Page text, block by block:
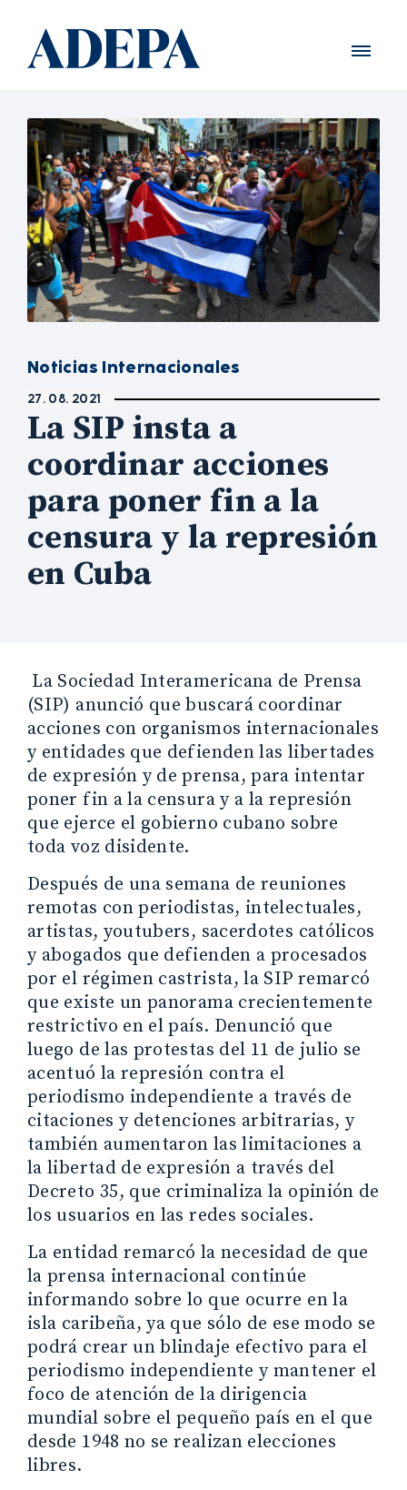
Noticias Internacionales
27. 08. 2021
La SIP insta a
coordinar acciones
para poner fin a la
censura y la represión
en Cuba
La Sociedad Interamericana de Prensa
(SIP) anunció que buscará coordinar
acciones con organismos internacionales
y entidades que defienden las libertades
de expresión y de prensa, para intentar
poner fin a la censura y a la represión
que ejerce el gobierno cubano sobre
toda voz disidente.
Después de una semana de reuniones
remotas con periodistas, intelectuales,
artistas, youtubers, sacerdotes católicos
y abogados que defienden a procesados
por el régimen castrista, la SIP remarcó
que existe un panorama crecientemente
restrictivo en el país. Denunció que
luego de las protestas del 11 de julio se
acentuó la represión contra el
periodismo independiente a través de
citaciones y detenciones arbitrarias, y
también aumentaron las limitaciones a
la libertad de expresión a través del
Decreto 35, que criminaliza la opinión de
los usuarios en las redes sociales.
La entidad remarcó la necesidad de que
la prensa internacional continúe
informando sobre lo que ocurre en la
isla caribeña, ya que sólo de ese modo se
podrá crear un blindaje efectivo para el
periodismo independiente y mantener el
foco de atención de la dirigencia
mundial sobre el pequeño país en el que
desde 1948 no se realizan elecciones
libres.